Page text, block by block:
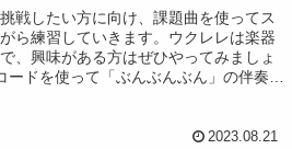
戦したい方に向け、課題曲を使ってス
ら練習していきます。ウクレレは楽器
、興味がある方はぜひやってみましょ
ードを使って「ぶんぶんぶん」の伴奏を
2023.08.21